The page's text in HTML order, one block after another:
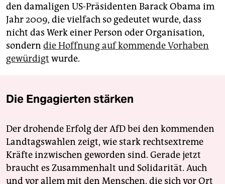
den damaligen US-Präsidenten Barack Obama im
Jahr 2009, die vielfach so gedeutet wurde, dass
nicht das Werk einer Person oder Organisation,
sondern die Hoffnung auf kommende Vorhaben
gewürdigt wurde.
Die Engagierten stärken
Der drohende Erfolg der AfD bei den kommenden
Landtagswahlen zeigt, wie stark rechtsextreme
Kräfte inzwischen geworden sind. Gerade jetzt
braucht es Zusammenhalt und Solidarität. Auch
und vor allem mit den Menschen, die sich vor Ort